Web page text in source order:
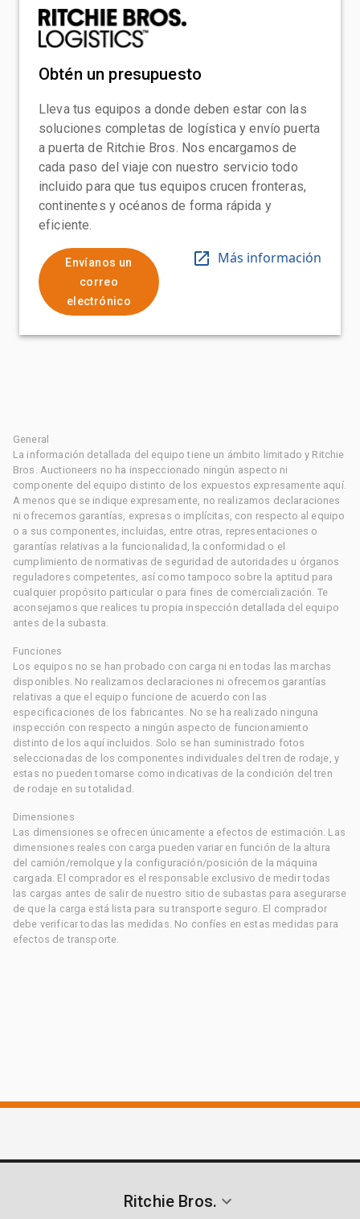
Obtén un presupuesto
Lleva tus equipos a donde deben estar con las
soluciones completas de logística y envío puerta
a puerta de Ritchie Bros. Nos encargamos de
cada paso del viaje con nuestro servicio todo
incluido para que tus equipos crucen fronteras,
continentes y océanos de forma rápida y
eficiente.
Envíanos un
correo
electrónico
Más información
General
La información detallada del equipo tiene un ámbito limitado y Ritchie
Bros. Auctioneers no ha inspeccionado ningún aspecto ni
componente del equipo distinto de los expuestos expresamente aquí.
A menos que se indique expresamente, no realizamos declaraciones
ni ofrecemos garantías, expresas o implícitas, con respecto al equipo
o a sus componentes, incluidas, entre otras, representaciones o
garantías relativas a la funcionalidad, la conformidad o el
cumplimiento de normativas de seguridad de autoridades u órganos
reguladores competentes, así como tampoco sobre la aptitud para
cualquier propósito particular o para fines de comercialización. Te
aconsejamos que realices tu propia inspección detallada del equipo
antes de la subasta.
Funciones
Los equipos no se han probado con carga ni en todas las marchas
disponibles. No realizamos declaraciones ni ofrecemos garantías
relativas a que el equipo funcione de acuerdo con las
especificaciones de los fabricantes. No se ha realizado ninguna
inspección con respecto a ningún aspecto de funcionamiento
distinto de los aquí incluidos. Solo se han suministrado fotos
seleccionadas de los componentes individuales del tren de rodaje, y
estas no pueden tomarse como indicativas de la condición del tren
de rodaje en su totalidad.
Dimensiones
Las dimensiones se ofrecen únicamente a efectos de estimación. Las
dimensiones reales con carga pueden variar en función de la altura
del camión/remolque y la configuración/posición de la máquina
cargada. El comprador es el responsable exclusivo de medir todas
las cargas antes de salir de nuestro sitio de subastas para asegurarse
de que la carga está lista para su transporte seguro. El comprador
debe verificar todas las medidas. No confíes en estas medidas para
efectos de transporte.
Ritchie Bros.